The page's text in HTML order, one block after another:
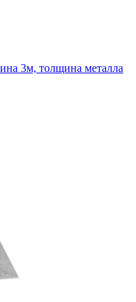
3м, толщина металла